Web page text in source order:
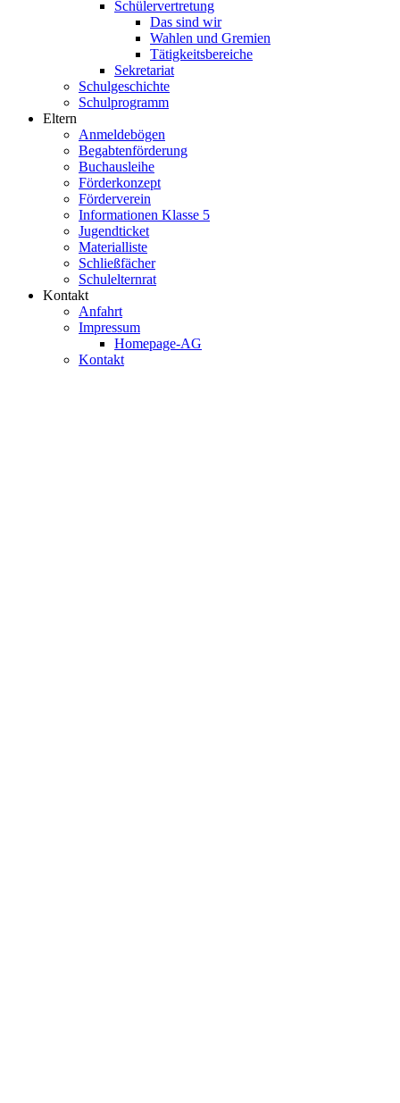
Schülervertretung
Das sind wir
Wahlen und Gremien
Tätigkeitsbereiche
Sekretariat
Schulgeschichte
Schulprogramm
Eltern
Anmeldebögen
Begabtenförderung
Buchausleihe
Förderkonzept
Förderverein
Informationen Klasse 5
Jugendticket
Materialliste
Schließfächer
Schulelternrat
Kontakt
Anfahrt
Impressum
Homepage-AG
Kontakt